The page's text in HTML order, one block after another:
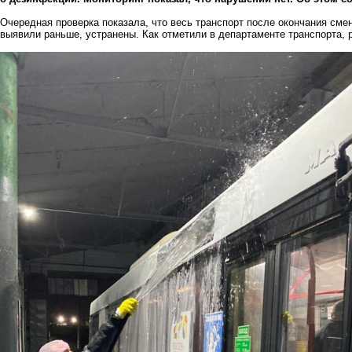
Очередная проверка показала, что весь транспорт после окончания
выявили раньше, устранены. Как отметили в департаменте транспорта,